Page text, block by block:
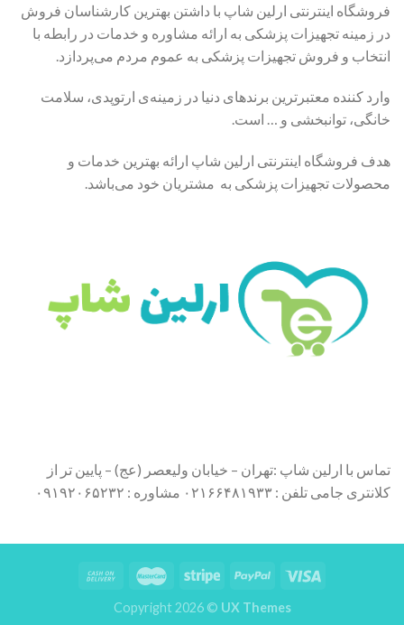
فروشگاه اینترنتی ارلین شاپ با داشتن بهترین کارشناسان فروش
در زمینه تجهیزات پزشکی به ارائه مشاوره و خدمات در رابطه با
انتخاب و فروش تجهیزات پزشکی به عموم مردم می‌پردازد.
وارد کننده معتبرترین برندهای دنیا در زمینه‌ی ارتوپدی، سلامت
خانگی، توانبخشی و … است.
هدف فروشگاه اینترنتی ارلین شاپ ارائه بهترین خدمات و
محصولات تجهیزات پزشکی به مشتریان خود می‌باشد.
تماس با ارلین شاپ :تهران – خیابان ولیعصر (عج) – پایین تر از
کلانتری جامی تلفن : ۰۲۱۶۶۴۸۱۹۳۳ مشاوره : ۰۹۱۹۲۰۶۵۲۳۲
Copyright 2026 © UX Themes